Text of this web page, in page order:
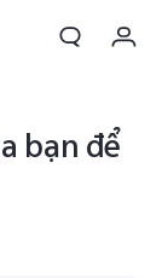
bạn để